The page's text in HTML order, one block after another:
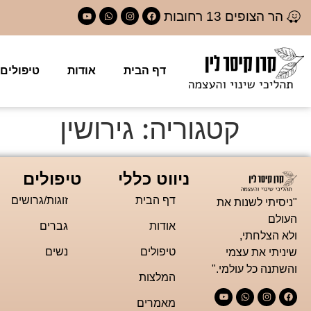
לתוכן
הר הצופים 13 רחובות
דף הבית אודות טיפולים
קטגוריה: גירושין
"ניסיתי לשנות את
העולם
ולא הצלחתי,
שיניתי את עצמי
והשתנה כל עולמי."
ניווט כללי
דף הבית
אודות
טיפולים
המלצות
מאמרים
טיפולים
זוגות/גרושים
גברים
נשים